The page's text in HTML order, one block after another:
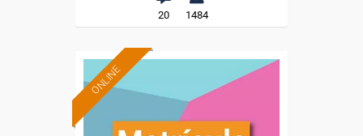
20 1484
ONLINE